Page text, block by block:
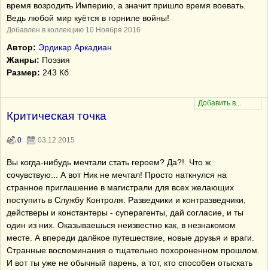
время возродить Империю, а значит пришло время воевать.
Ведь любой мир куётся в горниле войны!
Добавлен в коллекцию 10 Ноября 2016
Автор: Эрдикар Аркадиан
Жанры: Поэзия
Размер: 243 Кб
Критическая точка
0 03.12.2015
Вы когда-нибудь мечтали стать героем? Да?!. Что ж
сочувствую... А вот Ник не мечтал! Просто наткнулся на
странное приглашение в магистрали для всех желающих
поступить в Службу Контроля. Разведчики и контразведчики,
действеры и константеры - суперагенты, дай согласие, и ты
один из них. Оказываешься неизвестно как, в незнакомом
месте. А впереди далёкое путешествие, новые друзья и враги.
Странные воспоминания о тщательно похороненном прошлом.
И вот ты уже не обычный парень, а тот, кто способен отыскать